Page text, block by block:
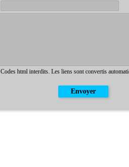
Codes html interdits. Les liens sont convertis